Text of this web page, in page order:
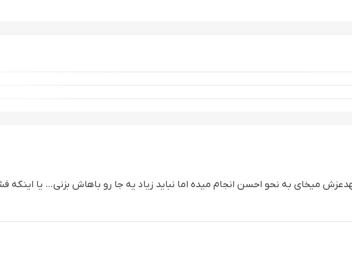
دارند
میخای به نحو احسن انجام میده اما نباید زیاد یه جا رو‌ باهاش بزنی… یا